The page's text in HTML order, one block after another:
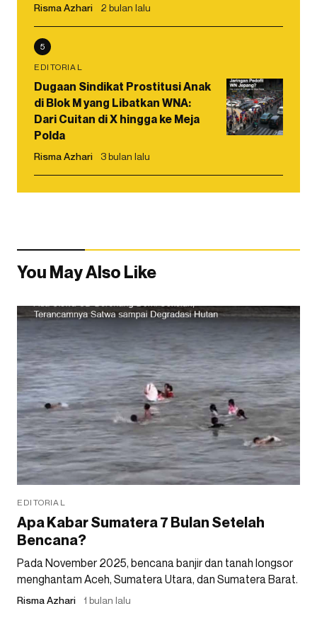
Risma Azhari 2 bulan lalu
5
EDITORIAL
Dugaan Sindikat Prostitusi Anak
di Blok M yang Libatkan WNA:
Dari Cuitan di X hingga ke Meja
Polda
Risma Azhari 3 bulan lalu
You May Also Like
EDITORIAL
Apa Kabar Sumatera 7 Bulan Setelah
Bencana?
Pada November 2025, bencana banjir dan tanah longsor
menghantam Aceh, Sumatera Utara, dan Sumatera Barat.
Risma Azhari 1 bulan lalu